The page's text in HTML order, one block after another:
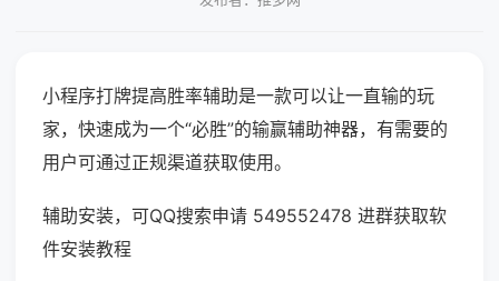
小程序打牌提高胜率辅助是一款可以让一直输的玩
家，快速成为一个“必胜”的输赢辅助神器，有需要的
用户可通过正规渠道获取使用。
辅助安装，可QQ搜索申请 549552478 进群获取软
件安装教程